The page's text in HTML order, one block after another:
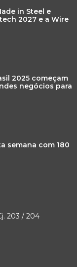
in Steel e
2027 e a Wire
2025 começam
negócios para
semana com 180
203 / 204